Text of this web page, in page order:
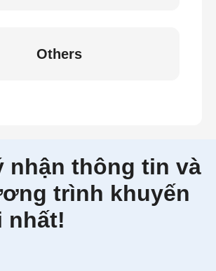
Others
nhận thông tin và
trình khuyến
nhất!